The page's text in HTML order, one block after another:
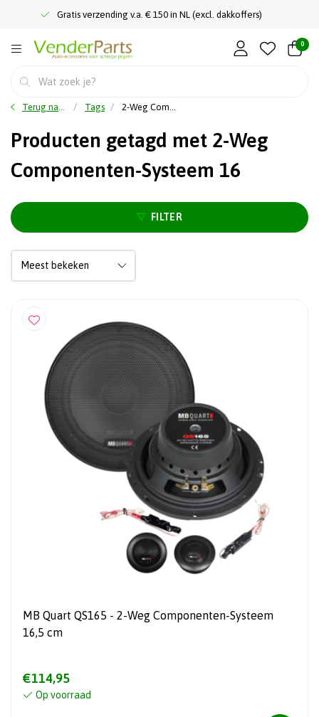
Gratis verzending v.a. € 150 in NL (excl. dakkoffers)
0
Terug naar home Tags 2-Weg Componenten-Systeem 16
Producten getagd met 2-Weg
Componenten-Systeem 16
FILTER
MB Quart QS165 - 2-Weg Componenten-Systeem
16,5 cm
€114,95
Op voorraad